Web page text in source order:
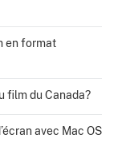
en format
film du Canada?
avec Mac OS